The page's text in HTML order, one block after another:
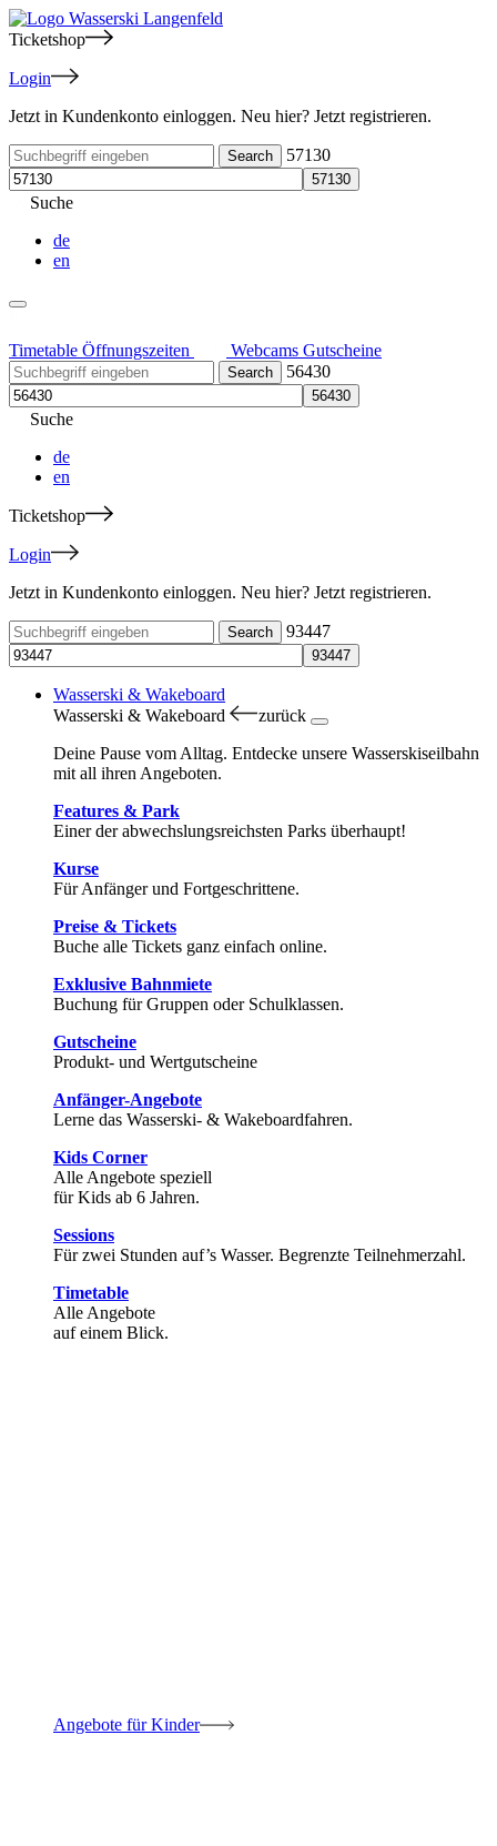
Ticketshop
Login
Jetzt in Kundenkonto einloggen. Neu hier? Jetzt registrieren.
57130
Suche
de
en
Timetable Öffnungszeiten Webcams Gutscheine
56430
Suche
de
en
Ticketshop
Login
Jetzt in Kundenkonto einloggen. Neu hier? Jetzt registrieren.
93447
Wasserski & Wakeboard
Wasserski & Wakeboard
zurück
Deine Pause vom Alltag. Entdecke unsere Wasserskiseilbahn
mit all ihren Angeboten.
Features & Park
Einer der abwechslungsreichsten Parks überhaupt!
Kurse
Für Anfänger und Fortgeschrittene.
Preise & Tickets
Buche alle Tickets ganz einfach online.
Exklusive Bahnmiete
Buchung für Gruppen oder Schulklassen.
Gutscheine
Produkt- und Wertgutscheine
Anfänger-Angebote
Lerne das Wasserski- & Wakeboardfahren.
Kids Corner
Alle Angebote speziell
für Kids ab 6 Jahren.
Sessions
Für zwei Stunden auf’s Wasser. Begrenzte Teilnehmerzahl.
Timetable
Alle Angebote
auf einem Blick.
Angebote für Kinder